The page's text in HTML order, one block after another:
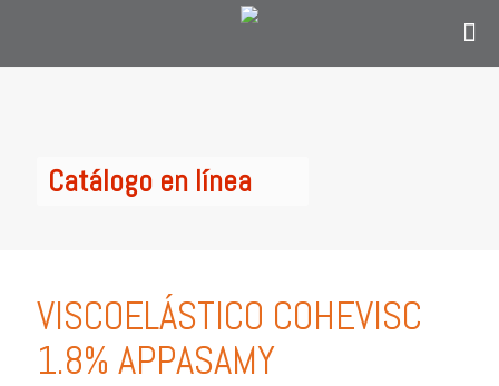
Catálogo en línea
VISCOELÁSTICO COHEVISC
1.8% APPASAMY
solo si eres personal en el área de
administrativo del sector salud y estás en